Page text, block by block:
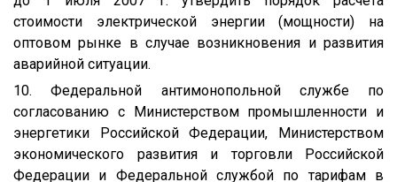
стоимости электрической энергии (мощности) на
оптовом рынке в случае возникновения и развития
аварийной ситуации.
10. Федеральной антимонопольной службе по
согласованию с Министерством промышленности и
энергетики Российской Федерации, Министерством
экономического развития и торговли Российской
Федерации и Федеральной службой по тарифам в